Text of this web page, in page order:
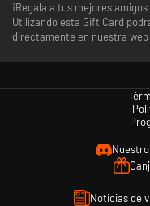
¡Regala a tus mejores
Utilizando esta Gift Card
directamente en nuestra
Noticias de